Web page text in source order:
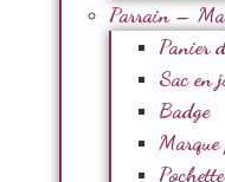
Parrain –
Panier
Sac en
Badge
Marque